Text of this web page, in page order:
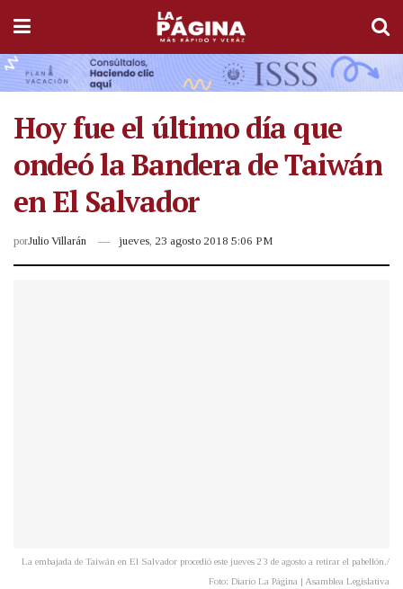
Hoy fue el último día que
ondeó la Bandera de Taiwán
en El Salvador
porJulio Villarán jueves, 23 agosto 2018 5:06 PM
La embajada de Taiwán en El Salvador procedió este jueves 23 de agosto a retirar el pabellón./
Foto: Diario La Página | Asamblea Legislativa